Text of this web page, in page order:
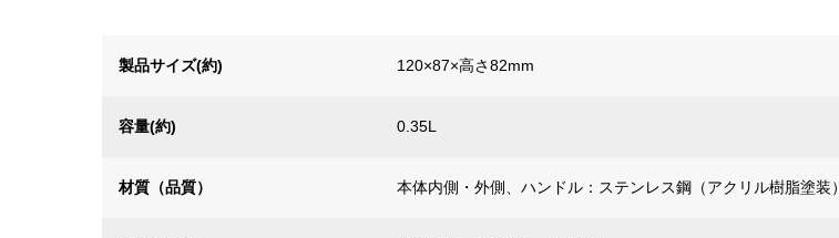
製品サイズ(約) 120×87×高さ82mm
容量(約) 0.35L
材質（品質） 本体内側・外側、ハンドル：ステンレス鋼（アクリル樹脂塗装）